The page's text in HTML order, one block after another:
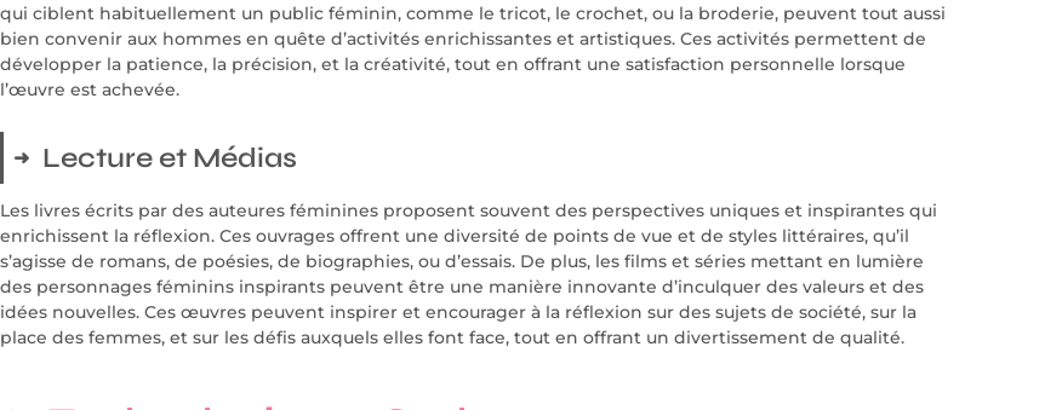
qui ciblent habituellement un public féminin, comme le tricot, le crochet, ou la broderie, peuvent tout aussi
bien convenir aux hommes en quête d’activités enrichissantes et artistiques. Ces activités permettent de
développer la patience, la précision, et la créativité, tout en offrant une satisfaction personnelle lorsque
l’œuvre est achevée.
Lecture et Médias
Les livres écrits par des auteures féminines proposent souvent des perspectives uniques et inspirantes qui
enrichissent la réflexion. Ces ouvrages offrent une diversité de points de vue et de styles littéraires, qu’il
s’agisse de romans, de poésies, de biographies, ou d’essais. De plus, les films et séries mettant en lumière
des personnages féminins inspirants peuvent être une manière innovante d’inculquer des valeurs et des
idées nouvelles. Ces œuvres peuvent inspirer et encourager à la réflexion sur des sujets de société, sur la
place des femmes, et sur les défis auxquels elles font face, tout en offrant un divertissement de qualité.